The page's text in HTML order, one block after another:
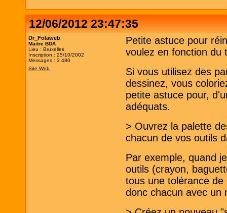
12/06/2012 23:47:35
Dr_Folaweb
Maitre BDA
Lieu : Bruxelles
Inscription : 25/10/2002
Messages : 3 480
Site Web
Petite astuce pour
voulez en fonction du
Si vous utilisez des
dessinez, vous
petite astuce pour,
adéquats.
> Ouvrez la palette
chacun de vos outils
Par exemple, quand
outils (crayon,
tous une tolérance
donc chacun avec un